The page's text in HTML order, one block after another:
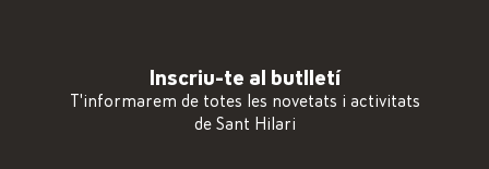
Inscriu-te al butlletí
T'informarem de totes les novetats i activitats
de Sant Hilari